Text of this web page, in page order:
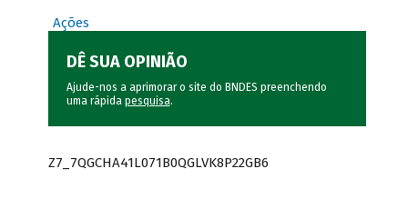
Ações
DÊ SUA OPINIÃO
Ajude-nos a aprimorar o site do BNDES preenchendo
uma rápida pesquisa.
Z7_7QGCHA41L071B0QGLVK8P22GB6